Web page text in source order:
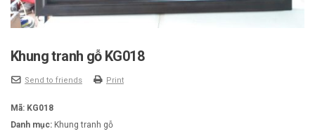
Khung tranh gỗ KG018
Send to friends Print
Mã: KG018
Danh mục: Khung tranh gỗ